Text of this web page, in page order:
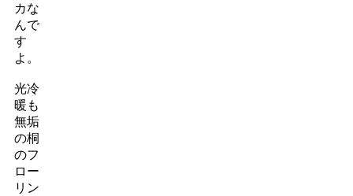
カな
んで
す
よ。
光冷
暖も
無垢
の桐
のフ
ロー
リン